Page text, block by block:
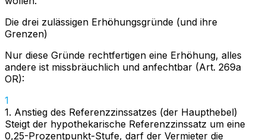
Die drei zulässigen Erhöhungsgründe (und ihre
Grenzen)
Nur diese Gründe rechtfertigen eine Erhöhung, alles
andere ist missbräuchlich und anfechtbar (Art. 269a
OR):
1
1. Anstieg des Referenzzinssatzes (der Haupthebel)
Steigt der hypothekarische Referenzzinssatz um eine
0,25-Prozentpunkt-Stufe, darf der Vermieter die